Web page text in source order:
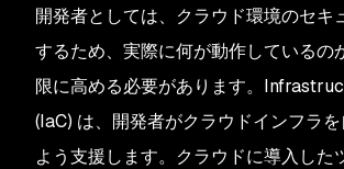
開発者としては、クラウド環境のセキ
するため、実際に何が動作しているの
限に高める必要があります。
(IaC) は、開発者がクラウドインフラ
よう支援します。クラウドに導入した